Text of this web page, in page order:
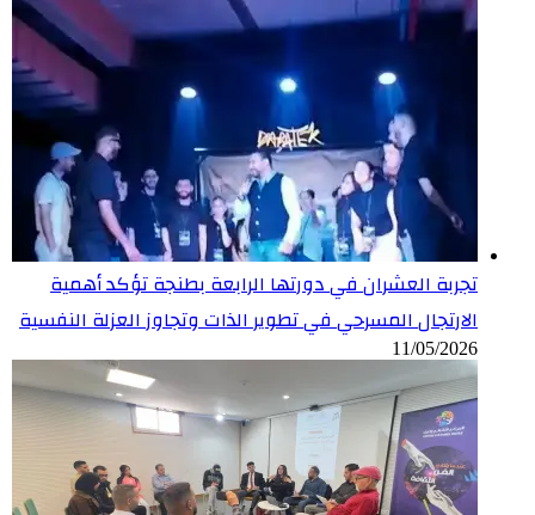
تجربة العشران في دورتها الرابعة بطنجة تؤكد أهمية
الارتجال المسرحي في تطوير الذات وتجاوز العزلة النفسية
11/05/2026